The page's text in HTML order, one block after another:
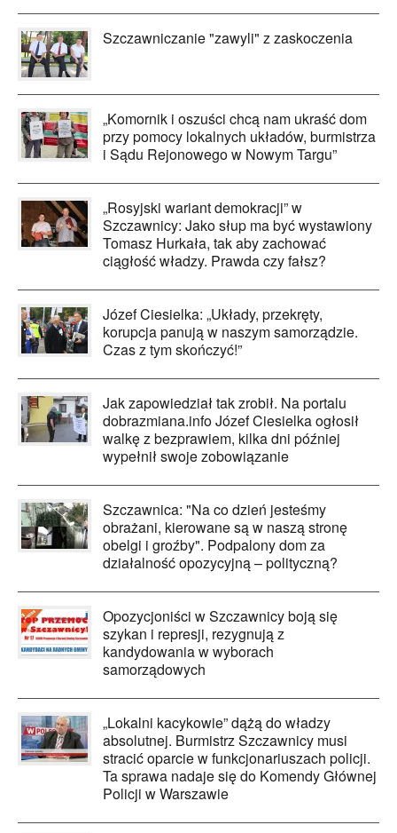
Szczawniczanie "zawyli" z zaskoczenia
„Komornik i oszuści chcą nam ukraść dom
przy pomocy lokalnych układów, burmistrza
i Sądu Rejonowego w Nowym Targu”
„Rosyjski wariant demokracji” w
Szczawnicy: Jako słup ma być wystawiony
Tomasz Hurkała, tak aby zachować
ciągłość władzy. Prawda czy fałsz?
Józef Ciesielka: „Układy, przekręty,
korupcja panują w naszym samorządzie.
Czas z tym skończyć!”
Jak zapowiedział tak zrobił. Na portalu
dobrazmiana.info Józef Ciesielka ogłosił
walkę z bezprawiem, kilka dni później
wypełnił swoje zobowiązanie
Szczawnica: "Na co dzień jesteśmy
obrażani, kierowane są w naszą stronę
obelgi i groźby". Podpalony dom za
działalność opozycyjną – polityczną?
Opozycjoniści w Szczawnicy boją się
szykan i represji, rezygnują z
kandydowania w wyborach
samorządowych
„Lokalni kacykowie” dążą do władzy
absolutnej. Burmistrz Szczawnicy musi
stracić oparcie w funkcjonariuszach policji.
Ta sprawa nadaje się do Komendy Głównej
Policji w Warszawie